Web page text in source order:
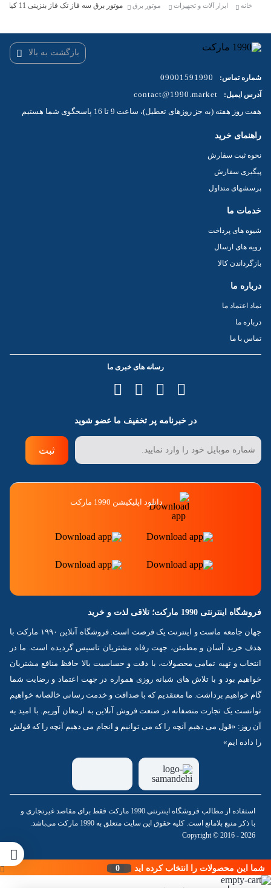
خانه ابزار آلات و تجهیزات موتور برق موتور برق سه فاز تک فاز بنزینی 11 کیلو وات ZEKO مدل ZK138000XEM-E-R
بازگشت به بالا
شماره تماس: 09001591990
آدرس ایمیل:
contact@1990.market
هفت روز هفته (به جز روزهای تعطیل)، ساعت 9 تا 16 پاسخگوی شما هستیم
راهنمای خرید
نحوه ثبت سفارش
پیگیری سفارش
پرسشهای متداول
خدمات ما
شیوه های پرداخت
رویه های ارسال
بازگرداندن کالا
درباره ما
نماد اعتماد ما
درباره ما
تماس با ما
رسانه های خبری ما
در خبرنامه پر تخفیف ما عضو شوید
ثبت
دانلود اپلیکیشن 1990 مارکت
فروشگاه اینترنتی 1990 مارکت؛ تلاقی لذت و خرید
جهان جامعه ماست و اینترنت یک فرصت است. فروشگاه آنلاین ۱۹۹۰ مارکت با
هدف خرید آسان و مطمئن، جهت رفاه مشتریان تاسیس گردیده است. ما در
انتخاب و تهیه تمامی محصولات، با دقت و حساسیت بالا حافظ منافع مشتریان
خواهیم بود و با تلاش های شبانه روزی همواره در جهت اعتماد و رضایت شما
گام خواهیم برداشت. ما معتقدیم که با صداقت و خدمت رسانی خالصانه خواهیم
توانست یک تجارت منصفانه در صنعت فروش آنلاین به ارمغان آوریم. با امید به
آن روز: «قول می دهیم آنچه را که می توانیم و انجام می دهیم آنچه را که قولش
را داده ایم»
استفاده از مطالب فروشگاه اینترنتی 1990 مارکت فقط برای مقاصد غیرتجاری و
با ذکر منبع بلامانع است. کلیه حقوق این سایت متعلق به 1990 مارکت می‌باشد.
Copyright © 2016 - 2026
شما این محصولات را انتخاب کرده اید 0